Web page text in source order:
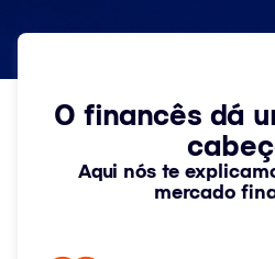
O financês dá
Aqui nós te
mercado